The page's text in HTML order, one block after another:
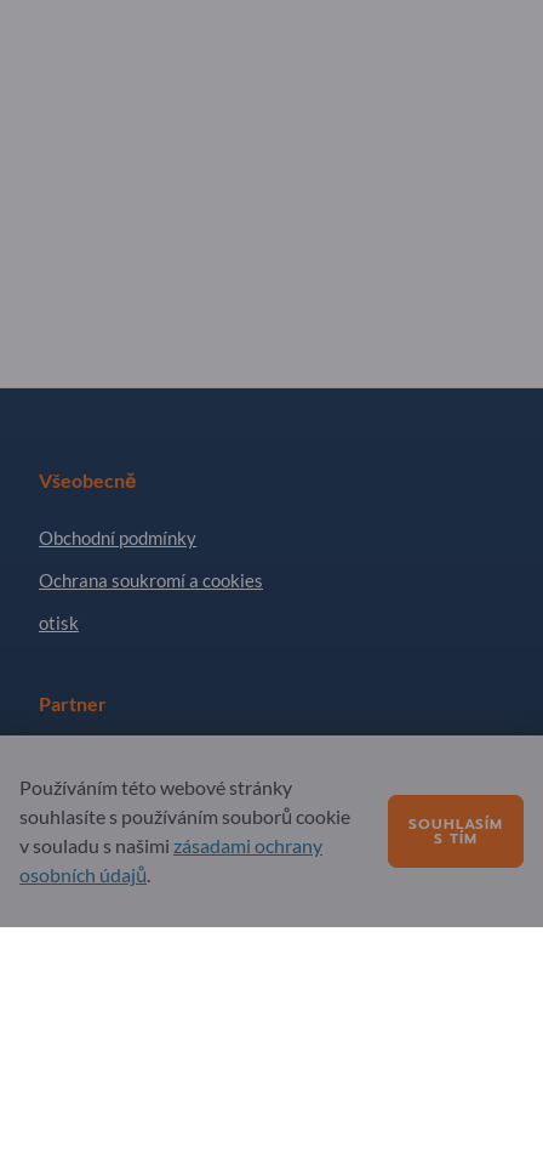
Všeobecně
Obchodní podmínky
Ochrana soukromí a cookies
otisk
Partner
Přihlásit se k odběru zpravodaje
Otázky?
Používáním této webové stránky
souhlasíte s používáním souborů cookie
v souladu s našimi zásadami ochrany
osobních údajů.
SOUHLASÍM
S TÍM